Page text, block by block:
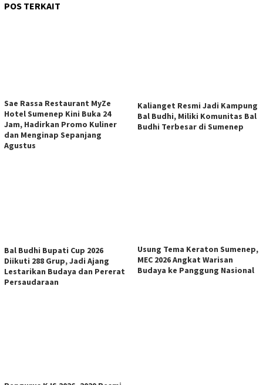
POS TERKAIT
Sae Rassa Restaurant MyZe
Hotel Sumenep Kini Buka 24
Jam, Hadirkan Promo Kuliner
dan Menginap Sepanjang
Agustus
Kalianget Resmi Jadi Kampung
Bal Budhi, Miliki Komunitas Bal
Budhi Terbesar di Sumenep
Bal Budhi Bupati Cup 2026
Diikuti 288 Grup, Jadi Ajang
Lestarikan Budaya dan Pererat
Persaudaraan
Usung Tema Keraton Sumenep,
MEC 2026 Angkat Warisan
Budaya ke Panggung Nasional